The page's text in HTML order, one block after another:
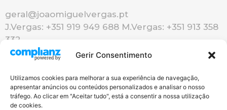
Gerir Consentimento
Utilizamos cookies para melhorar a sua experiência de navegação,
apresentar anúncios ou conteúdos personalizados e analisar o nosso
tráfego. Ao clicar em "Aceitar tudo", está a consentir a nossa utilização
de cookies.
geral@joaomiguelvergas.pt
J.Vergas: +351 919 949 688 M.Vergas: +351 913 358
332